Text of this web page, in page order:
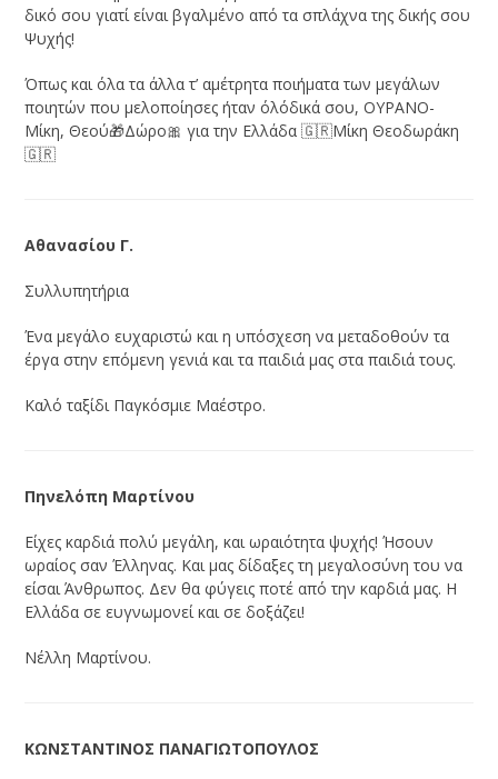
δικό σου γιατί είναι βγαλμένο από τα σπλάχνα της δικής σου
Ψυχής!
Όπως και όλα τα άλλα τ’ αμέτρητα ποιήματα των μεγάλων
ποιητών που μελοποίησες ήταν όλόδικά σου, ΟΥΡΑΝΟ-
Μίκη, Θεού🎁Δώρο🎀 για την Ελλάδα 🇬🇷Μίκη Θεοδωράκη
🇬🇷
Αθανασίου Γ.
Συλλυπητήρια
Ένα μεγάλο ευχαριστώ και η υπόσχεση να μεταδοθούν τα
έργα στην επόμενη γενιά και τα παιδιά μας στα παιδιά τους.
Καλό ταξίδι Παγκόσμιε Μαέστρο.
Πηνελόπη Μαρτίνου
Είχες καρδιά πολύ μεγάλη, και ωραιότητα ψυχής! Ήσουν
ωραίος σαν Έλληνας. Και μας δίδαξες τη μεγαλοσύνη του να
είσαι Άνθρωπος. Δεν θα φύγεις ποτέ από την καρδιά μας. Η
Ελλάδα σε ευγνωμονεί και σε δοξάζει!
Νέλλη Μαρτίνου.
ΚΩΝΣΤΑΝΤΙΝΟΣ ΠΑΝΑΓΙΩΤΟΠΟΥΛΟΣ